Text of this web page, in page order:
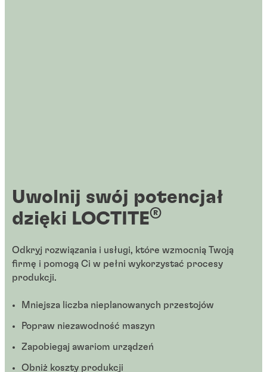
Uwolnij swój potencjał
dzięki LOCTITE®
Odkryj rozwiązania i usługi, które wzmocnią Twoją
firmę i pomogą Ci w pełni wykorzystać procesy
produkcji.
Mniejsza liczba nieplanowanych przestojów
Popraw niezawodność maszyn
Zapobiegaj awariom urządzeń
Obniż koszty produkcji